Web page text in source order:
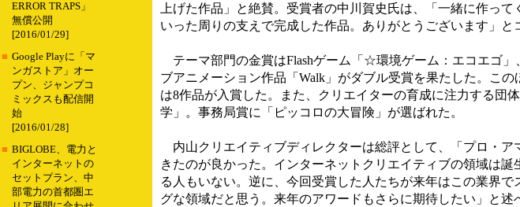
ERROR TRAPS」
無償公開
[2016/01/29]
■ Google Playに「マ
ンガストア」オー
プン、ジャンプコ
ミックスも配信開
始
[2016/01/28]
■ BIGLOBE、電力と
インターネットの
セットプラン、中
部電力の首都圏エ
上げた作品」と絶賛。受賞者の中川賀史氏は、「一緒に作っ
いった周りの支えで完成した作品。ありがとうございます」と
テーマ部門の金賞はFlashゲーム「☆環境ゲーム：エコエゴ」
ブアニメーション作品「Walk」がダブル受賞を果たした。こ
は8作品が入賞した。また、クリエイターの育成に注力する団
学」。事務局賞に「ピッコロの大冒険」が選ばれた。
内山クリエイティブディレクターは総評として、「プロ・
きたのが良かった。インターネットクリエイティブの領域は
る人もいない。逆に、今回受賞した人たちが来年はこの業界
グな領域だと思う。来年のアワードもさらに期待したい」と述